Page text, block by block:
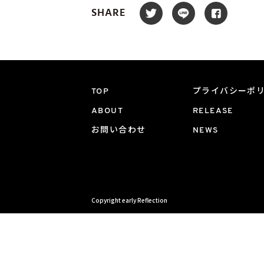
SHARE
TOP プライバシーポ
ABOUT RELEASE
お問い合わせ NEWS
Copyright early Reflection